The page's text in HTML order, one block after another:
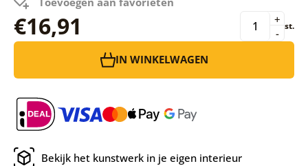
€16,91 -
+ st.
IN WINKELWAGEN
Bekijk het kunstwerk in je eigen interieur